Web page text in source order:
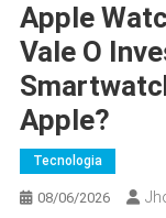
Apple
Vale O
Apple?
Tecnologia
08/06/2026